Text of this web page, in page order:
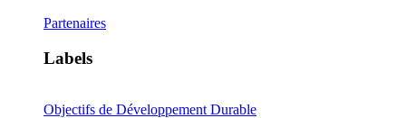
Partenaires
Labels
Objectifs de Développement Durable